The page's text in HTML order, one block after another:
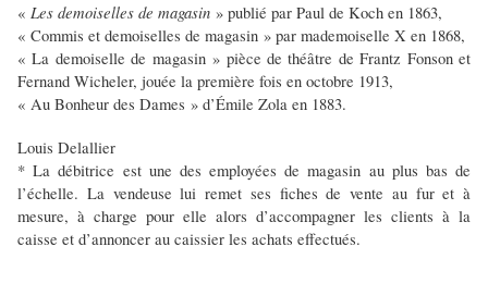
« Les demoiselles de magasin » publié par Paul de Koch en 1863,
« Commis et demoiselles de magasin » par mademoiselle X en 1868,
« La demoiselle de magasin » pièce de théâtre de Frantz Fonson et
Fernand Wicheler, jouée la première fois en octobre 1913,
« Au Bonheur des Dames » d’Émile Zola en 1883.
Louis Delallier
* La débitrice est une des employées de magasin au plus bas de
l’échelle. La vendeuse lui remet ses fiches de vente au fur et à
mesure, à charge pour elle alors d’accompagner les clients à la
caisse et d’annoncer au caissier les achats effectués.